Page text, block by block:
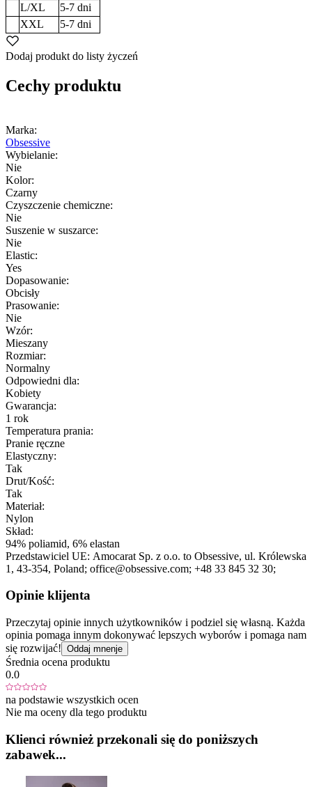
L/XL
5-7 dni
XXL
5-7 dni
Dodaj produkt do listy życzeń
Cechy produktu
Marka:
Obsessive
Wybielanie:
Nie
Kolor:
Czarny
Czyszczenie chemiczne:
Nie
Suszenie w suszarce:
Nie
Elastic:
Yes
Dopasowanie:
Obcisły
Prasowanie:
Nie
Wzór:
Mieszany
Rozmiar:
Normalny
Odpowiedni dla:
Kobiety
Gwarancja:
1 rok
Temperatura prania:
Pranie ręczne
Elastyczny:
Tak
Drut/Kość:
Tak
Materiał:
Nylon
Skład:
94% poliamid, 6% elastan
Przedstawiciel UE: Amocarat Sp. z o.o. to Obsessive, ul. Królewska
1 , 43-354, Poland; office@obsessive.com; +48 33 845 32 30;
Opinie klijenta
Przeczytaj opinie innych użytkowników i podziel się własną. Każda
opinia pomaga innym dokonywać lepszych wyborów i pomaga nam
się rozwijać! Oddaj mnenje
Średnia ocena produktu
0.0
na podstawie wszystkich ocen
Nie ma oceny dla tego produktu
Klienci również przekonali się do poniższych
zabawek...